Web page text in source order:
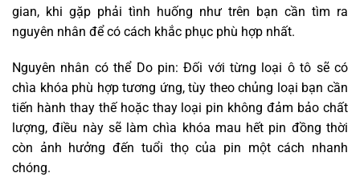
gian, khi gặp phải tình huống như trên bạn cần tìm ra
nguyên nhân để có cách khắc phục phù hợp nhất.
Nguyên nhân có thể Do pin: Đối với từng loại ô tô sẽ có
chìa khóa phù hợp tương ứng, tùy theo chủng loại bạn cần
tiến hành thay thế hoặc thay loại pin không đảm bảo chất
lượng, điều này sẽ làm chìa khóa mau hết pin đồng thời
còn ảnh hưởng đến tuổi thọ của pin một cách nhanh
chóng.